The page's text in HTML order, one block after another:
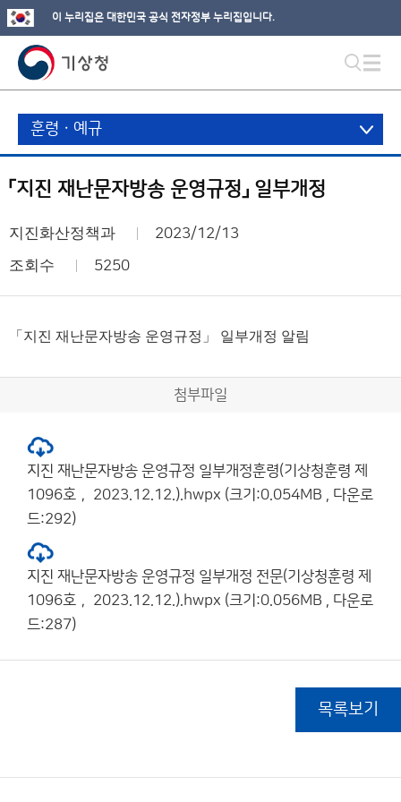
이 누리집은 대한민국 공식 전자정부 누리집입니다.
훈령ㆍ예규
「지진 재난문자방송 운영규정」 일부개정
지진화산정책과 2023/12/13
조회수 5250
「지진 재난문자방송 운영규정」 일부개정 알림
첨부파일
지진 재난문자방송 운영규정 일부개정훈령(기상청훈령 제
1096호， 2023.12.12.).hwpx (크기:0.054MB , 다운로
드:292)
지진 재난문자방송 운영규정 일부개정 전문(기상청훈령 제
1096호， 2023.12.12.).hwpx (크기:0.056MB , 다운로
드:287)
목록보기